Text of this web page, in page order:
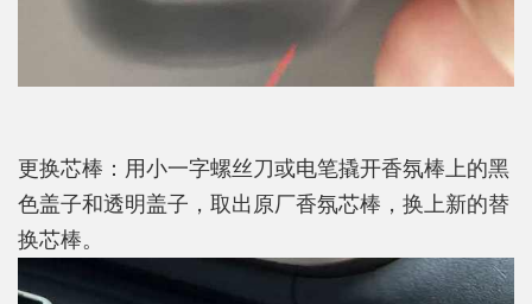
更换芯棒：用小一字螺丝刀或电笔撬开香氛棒上的黑
色盖子和透明盖子，取出原厂香氛芯棒，换上新的替
换芯棒。